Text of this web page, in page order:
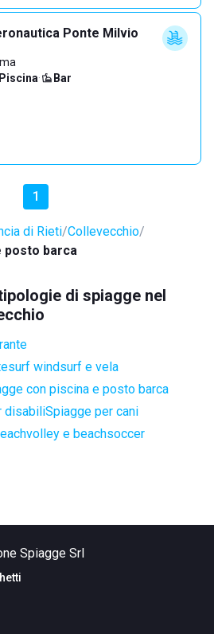
Ponte Milvio
Piscina· Bar
1
di Rieti Collevecchio
posto barca
di spiagge nel
windsurf e vela
con piscina e posto barca
disabiliSpiagge per cani
e beachsoccer
Spiagge Srl